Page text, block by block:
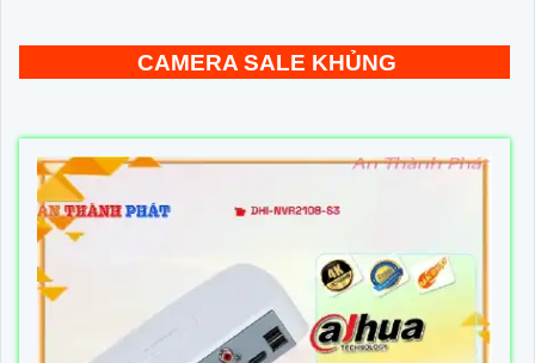
CAMERA SALE KHỦNG